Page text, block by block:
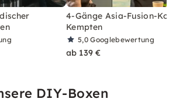
4-Gänge Asia-Fusion-
Kempten
5,0Googlebewertung
ab 139 €
DIY-Boxen